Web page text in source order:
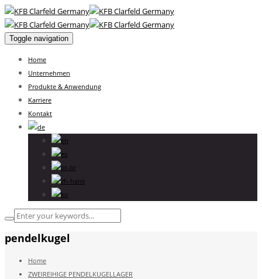
Toggle navigation
Home
Unternehmen
Produkte & Anwendung
Karriere
Kontakt
pendelkugel
Home
ZWEIREIHIGE PENDELKUGELLAGER